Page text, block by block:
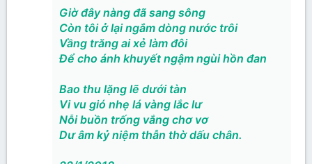
Giờ đây nàng đã sang sông
Còn tôi ở lại ngắm dòng nước trôi
Vầng trăng ai xẻ làm đôi
Để cho ánh khuyết ngậm ngùi hồn đan
Bao thu lặng lẽ dưới tàn
Vi vu gió nhẹ lá vàng lắc lư
Nỗi buồn trống vắng chơ vơ
Dư âm kỷ niệm thẫn thờ dấu chân.